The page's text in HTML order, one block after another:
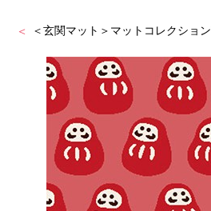
＜玄関マット＞マットコレクショ